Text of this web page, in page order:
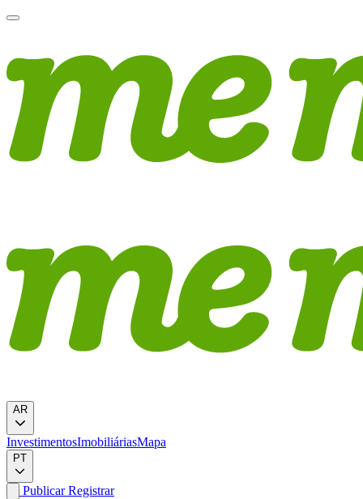
AR
InvestimentosImobiliáriasMapa
PT
PublicarRegistrar